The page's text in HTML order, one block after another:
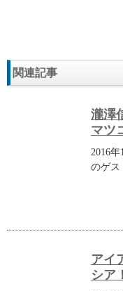
関連記事
瀧澤
マツ
2016
のゲス
アイ
シア